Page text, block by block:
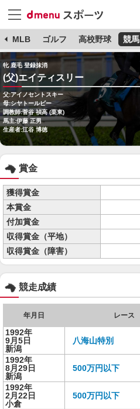
MLB ゴルフ 高校野球 競馬
牝 鹿毛 登録抹消
(父)エイティスリー
父:アイノセントスキー
母:シヤトールビー
調教師:菅谷 禎高 (栗東)
馬主:伊藤 正男
生産者:江谷 博徳
賞金
獲得賞金
本賞金
付加賞金
収得賞金（平地）
収得賞金（障害）
競走成績
年月日 レース
1992年
9月5日
新潟
八海山特別
1992年
8月29日
新潟
500万円以下
1992年
2月22日
小倉
500万円以下